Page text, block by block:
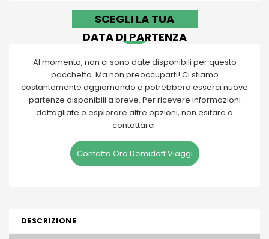
SCEGLI LA TUA
DATA DI PARTENZA
Al momento, non ci sono date disponibili per questo
pacchetto. Ma non preoccuparti! Ci stiamo
costantemente aggiornando e potrebbero esserci nuove
partenze disponibili a breve. Per ricevere informazioni
dettagliate o esplorare altre opzioni, non esitare a
contattarci.
Contatta Ora Demidoff Viaggi
DESCRIZIONE